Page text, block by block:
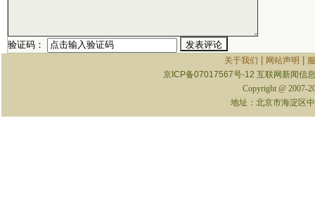
验证码：
关于我们 | 网站声明 |
京ICP备07017567号-12 互联网新闻信
Copyright @ 2007-
地址：北京市海淀区